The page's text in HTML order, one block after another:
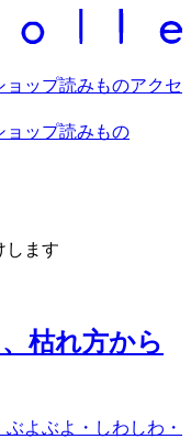
ョップ読みものアクセ
ョップ読みもの
します
枯れ方から
よぶよ・しわしわ・